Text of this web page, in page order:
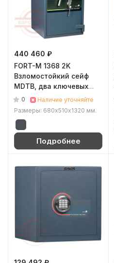
440 460 ₽
FORT-M 1368 2K
Взломостойкий сейф
MDTB, два ключевых
(Графит (RAL 7024))
0
Наличие уточняйте
Размеры: 680х510х1320 мм.
Подробнее